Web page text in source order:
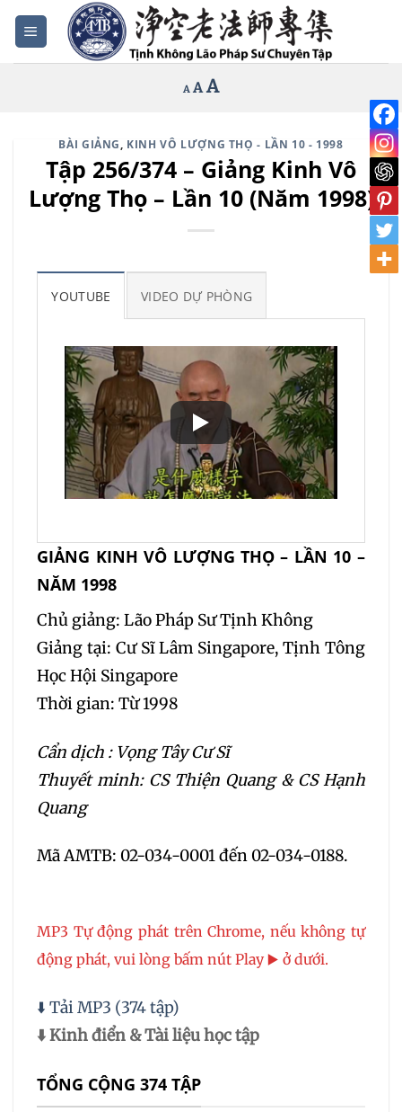
Bỏ
qua
nội
A Decrease
size.
A Reset
size.
A
size.
BÀI GIẢNG, KINH VÔ LƯỢNG THỌ - LẦN 10 - 1998
Tập 256/374 – Giảng Kinh Vô
Lượng Thọ – Lần 10 (Năm 1998)
YOUTUBE VIDEO DỰ PHÒNG
GIẢNG KINH VÔ LƯỢNG THỌ – LẦN 10 –
NĂM 1998
Chủ giảng: Lão Pháp Sư Tịnh Không
Giảng tại: Cư Sĩ Lâm Singapore, Tịnh Tông
Học Hội Singapore
Thời gian: Từ 1998
Cẩn dịch : Vọng Tây Cư Sĩ
Thuyết minh: CS Thiện Quang & CS Hạnh
Quang
Mã AMTB: 02-034-0001 đến 02-034-0188.
MP3 Tự động phát trên Chrome, nếu không tự
động phát, vui lòng bấm nút Play ▶️ ở dưới.
⬇️ Tải MP3 (374 tập)
⬇️ Kinh điển & Tài liệu học tập
TỔNG CỘNG 374 TẬP